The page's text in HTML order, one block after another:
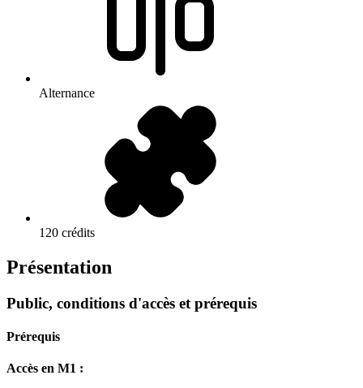
Alternance
120 crédits
Présentation
Public, conditions d'accès et prérequis
Prérequis
Accès en M1 :